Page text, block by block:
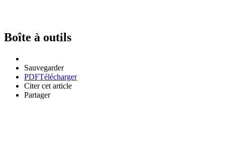
Boîte à outils
Sauvegarder
PDFTélécharger
Citer cet article
Partager